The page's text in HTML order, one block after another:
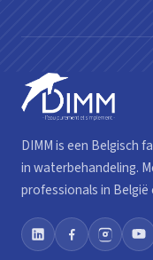
DIMM is een Belgisch
in waterbehandeling.
professionals in België